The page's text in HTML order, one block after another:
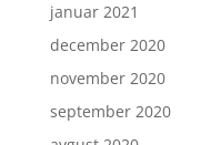
januar 2021
december 2020
november 2020
september 2020